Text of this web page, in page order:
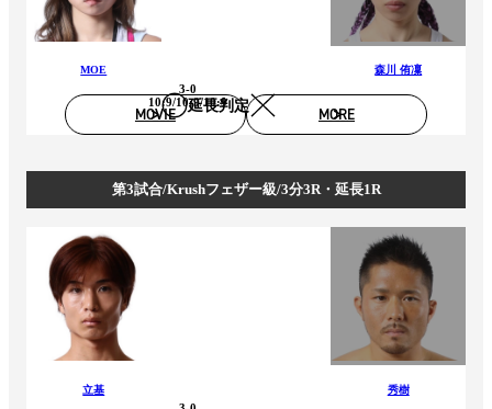
MOE
延長判定
3-0
10:9/10:9/10:9
森川 侑凜
MOVIE MORE
第3試合/Krushフェザー級/3分3R・延長1R
立基 秀樹